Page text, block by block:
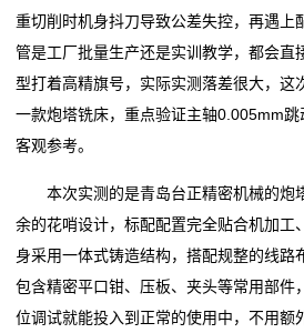
重切削时机身抖刀导致公差失控，再遇上
管是工厂批量生产还是实训教学，都会直
型打着高精旗号，实际实测落差很大，这
一款炮塔铣床，重点验证主轴0.005mm
客观参考。
本次实测的是青岛台正精密机械的炮
余的花哨设计，标配配置完全贴合机加工
身采用一体式铸造结构，搭配规整的线路
包含精密平口钳、压板、夹头等常用部件
位调试就能投入到正常的使用中，不用额